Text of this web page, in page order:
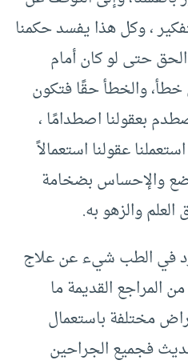
، وكل هذا يفسد حكمنا
حتى لو كان أمام
خطأ، والخطأ حقًا فتكون
بعقولنا اصطدامًا ،
عقولنا استعمالاً
والإحساس بضخامة
العلم والزهو به.
في الطب شيء عن علاج
المراجع القديمة ما
مختلفة باستعمال
فجميع الجراحين